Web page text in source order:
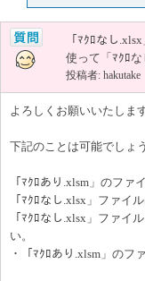
「ﾏｸﾛなし
使って「ﾏｸﾛな
投稿者: hakutake
よろしくお願いいたします
下記のことは可能でしょ
「ﾏｸﾛあり.xlsm」のファ
「ﾏｸﾛなし.xlsx」ファイ
「ﾏｸﾛなし.xlsx」ファイ
い。
・「ﾏｸﾛあり.xlsm」の